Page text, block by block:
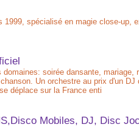
1999, spécialisé en magie close-up,
soirée dansante, mariage,
Un orchestre au prix d'un DJ
déplace sur la France enti
Mobiles, DJ, Disc